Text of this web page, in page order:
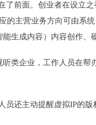
前面。创业者在设立之
的主营业务方向可由系
生成内容）内容创作、
企业，工作人员在帮
还主动提醒虚拟IP的版